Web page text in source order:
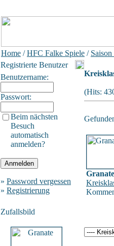
Home /HFC Falke Spiele /
Registrierte Benutzer
Benutzername:
Passwort:
Beim nächsten
Besuch
automatisch
anmelden?
» Password vergessen
» Registrierung
Zufallsbild
(Hits:
Granate